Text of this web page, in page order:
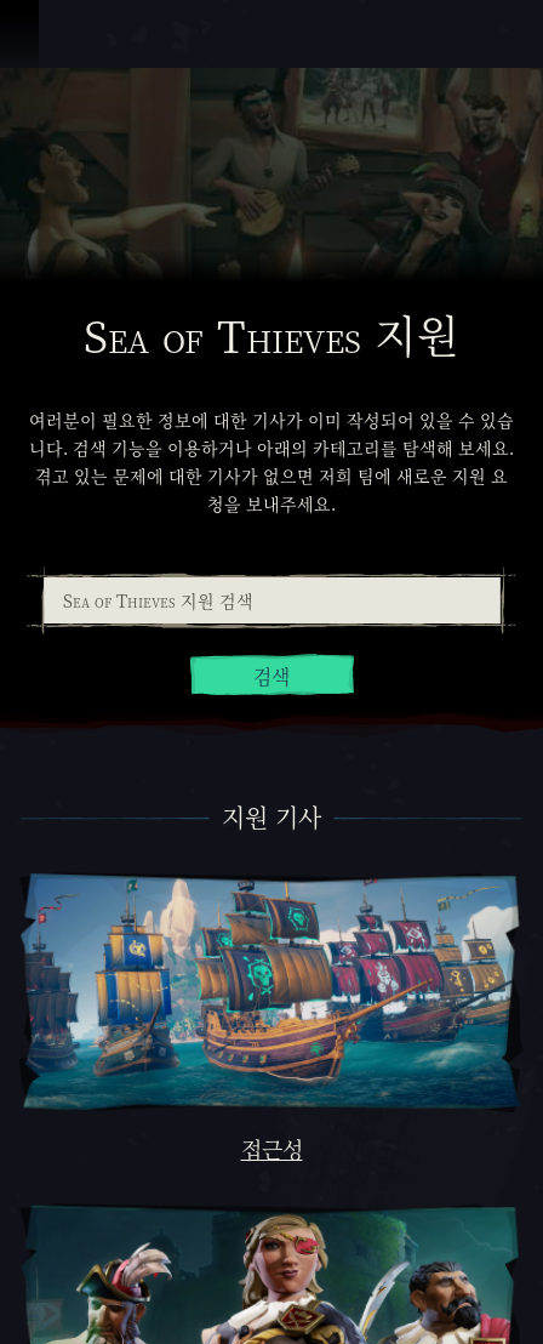
Sea of Thieves 지원
여러분이 필요한 정보에 대한 기사가 이미 작성되어 있을 수 있습
니다. 검색 기능을 이용하거나 아래의 카테고리를 탐색해 보세요.
겪고 있는 문제에 대한 기사가 없으면 저희 팀에 새로운 지원 요
청을 보내주세요.
검색
지원 기사
접근성